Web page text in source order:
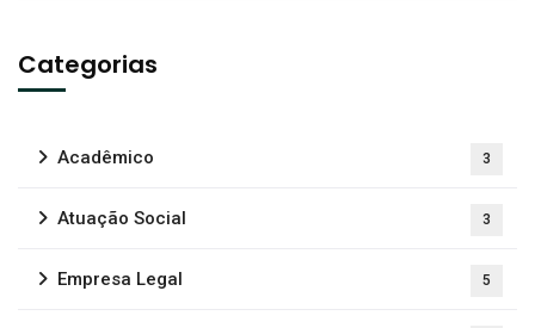
Categorias
Acadêmico 3
Atuação Social 3
Empresa Legal 5